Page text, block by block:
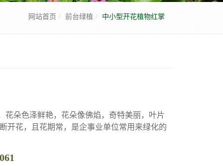
网站首页 前台绿植 中小型开花植物红掌
花朵色泽鲜艳，花朵像佛焰，奇特美丽，叶片
开花，且花期常，是企事业单位常用来绿化的